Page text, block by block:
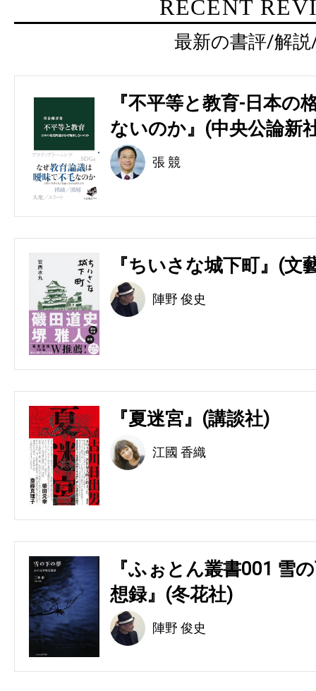
RECENT
最新の書評/解
『不平等と教育-日本の
ないのか』(中央公論新
張 競
『ちいさな城下町』(文
陣野 俊史
『夏迷宮』(講談社)
江國 香織
『ふぉとん叢書001 雪
想録』(冬花社)
陣野 俊史